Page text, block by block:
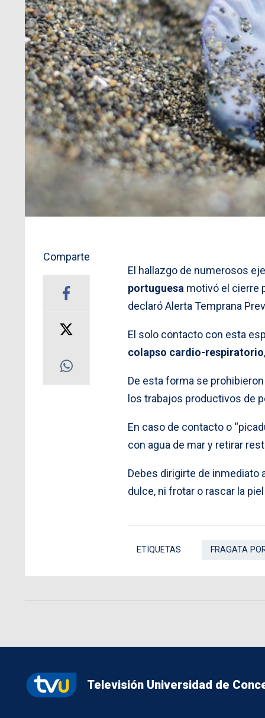
Comparte
El hallazgo de numerosos
portuguesa motivó el cierre
declaró Alerta Temprana
El solo contacto con esta
colapso cardio-respiratorio
De esta forma se
los trabajos productivos de
En caso de contacto o
con agua de mar y retirar
Debes dirigirte de inmediato
dulce, ni frotar o rascar la
ETIQUETAS FRAGATA
Televisión Universidad de